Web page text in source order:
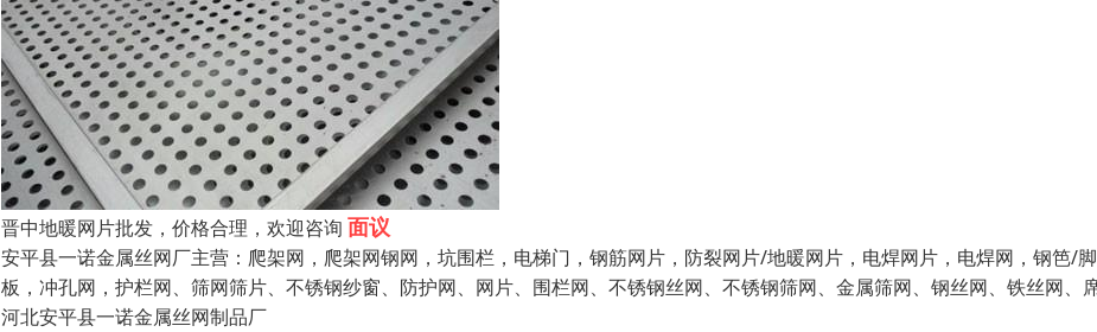
晋中地暖网片批发，价格合理，欢迎咨询 面议
安平县一诺金属丝网厂主营：爬架网，爬架网钢网，坑围栏，电梯门，钢筋网片，防裂网片/地暖网片，电焊网片，电焊网，钢笆/
板，冲孔网，护栏网、筛网筛片、不锈钢纱窗、防护网、网片、围栏网、不锈钢丝网、不锈钢筛网、金属筛网、钢丝网、铁丝网、
河北安平县一诺金属丝网制品厂